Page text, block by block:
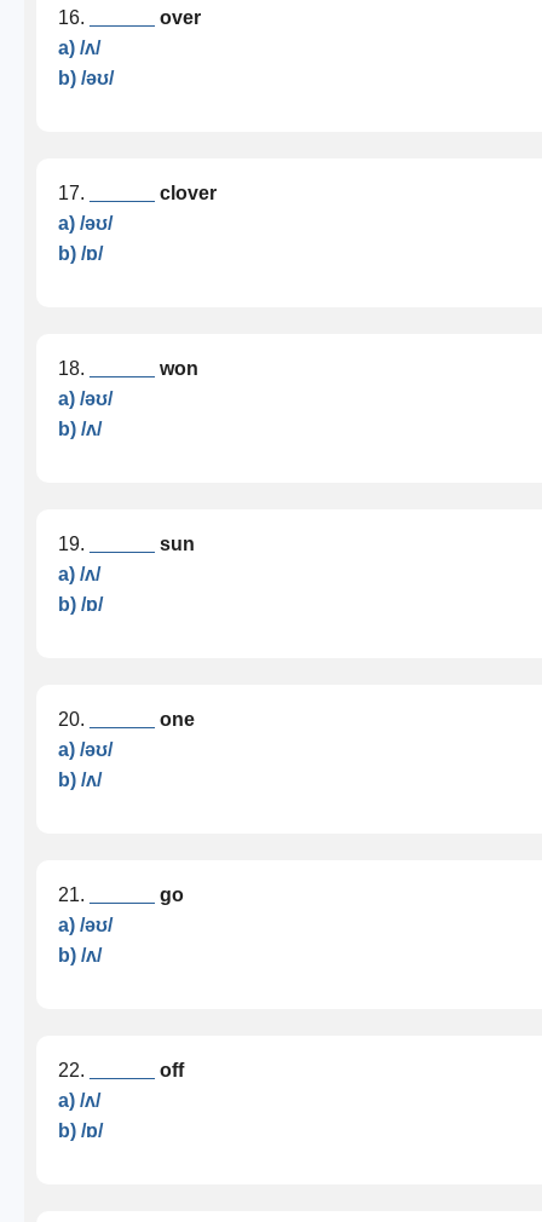
16.
over
a) /ʌ/
b) /əʊ/
17.
clover
a) /əʊ/
b) /ɒ/
18.
won
a) /əʊ/
b) /ʌ/
19.
sun
a) /ʌ/
b) /ɒ/
20.
one
a) /əʊ/
b) /ʌ/
21.
go
a) /əʊ/
b) /ʌ/
22.
off
a) /ʌ/
b) /ɒ/